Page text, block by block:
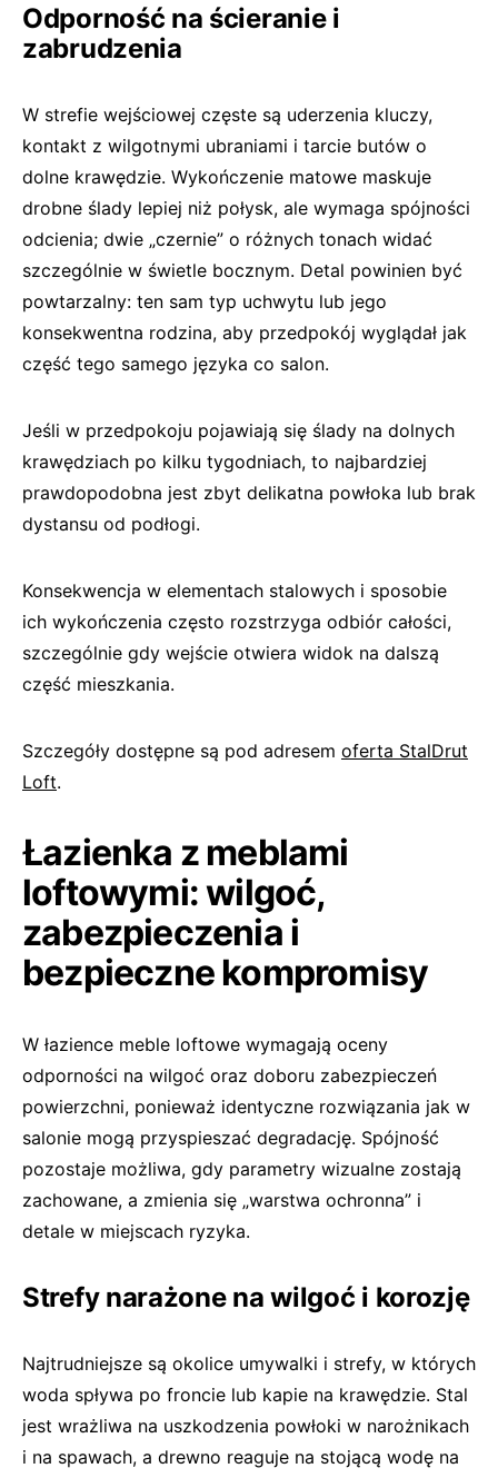
Odporność na ścieranie i
zabrudzenia
W strefie wejściowej częste są uderzenia kluczy,
kontakt z wilgotnymi ubraniami i tarcie butów o
dolne krawędzie. Wykończenie matowe maskuje
drobne ślady lepiej niż połysk, ale wymaga spójności
odcienia; dwie „czernie” o różnych tonach widać
szczególnie w świetle bocznym. Detal powinien być
powtarzalny: ten sam typ uchwytu lub jego
konsekwentna rodzina, aby przedpokój wyglądał jak
część tego samego języka co salon.
Jeśli w przedpokoju pojawiają się ślady na dolnych
krawędziach po kilku tygodniach, to najbardziej
prawdopodobna jest zbyt delikatna powłoka lub brak
dystansu od podłogi.
Konsekwencja w elementach stalowych i sposobie
ich wykończenia często rozstrzyga odbiór całości,
szczególnie gdy wejście otwiera widok na dalszą
część mieszkania.
Szczegóły dostępne są pod adresem oferta StalDrut
Loft.
Łazienka z meblami
loftowymi: wilgoć,
zabezpieczenia i
bezpieczne kompromisy
W łazience meble loftowe wymagają oceny
odporności na wilgoć oraz doboru zabezpieczeń
powierzchni, ponieważ identyczne rozwiązania jak w
salonie mogą przyspieszać degradację. Spójność
pozostaje możliwa, gdy parametry wizualne zostają
zachowane, a zmienia się „warstwa ochronna” i
detale w miejscach ryzyka.
Strefy narażone na wilgoć i korozję
Najtrudniejsze są okolice umywalki i strefy, w których
woda spływa po froncie lub kapie na krawędzie. Stal
jest wrażliwa na uszkodzenia powłoki w narożnikach
i na spawach, a drewno reaguje na stojącą wodę na